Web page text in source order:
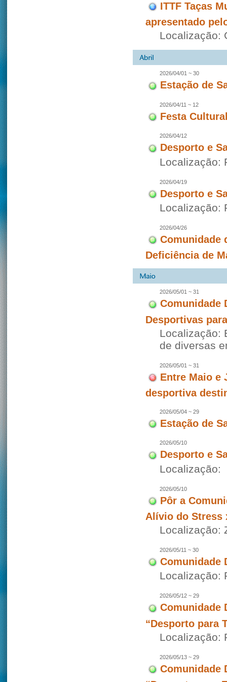
ITTF Taças
apresentado
Localização:
2026/04/01 ~ 30
Estação de
2026/04/11 ~ 12
Festa
2026/04/12
Desporto e
Localização:
2026/04/19
Desporto e
Localização:
2026/04/26
Comunidade
Deficiência de
2026/05/01 ~ 31
Comunidade
Desportivas
Localização:
de diversas
2026/05/01 ~ 31
Entre Maio e
desportiva
2026/05/04 ~ 29
Estação de
2026/05/10
Desporto e
Localização:
2026/05/10
Pôr a
Alívio do Stress
Localização:
2026/05/11 ~ 30
Comunidade
Localização:
2026/05/12 ~ 29
Comunidade
“Desporto para
Localização:
2026/05/13 ~ 29
Comunidade